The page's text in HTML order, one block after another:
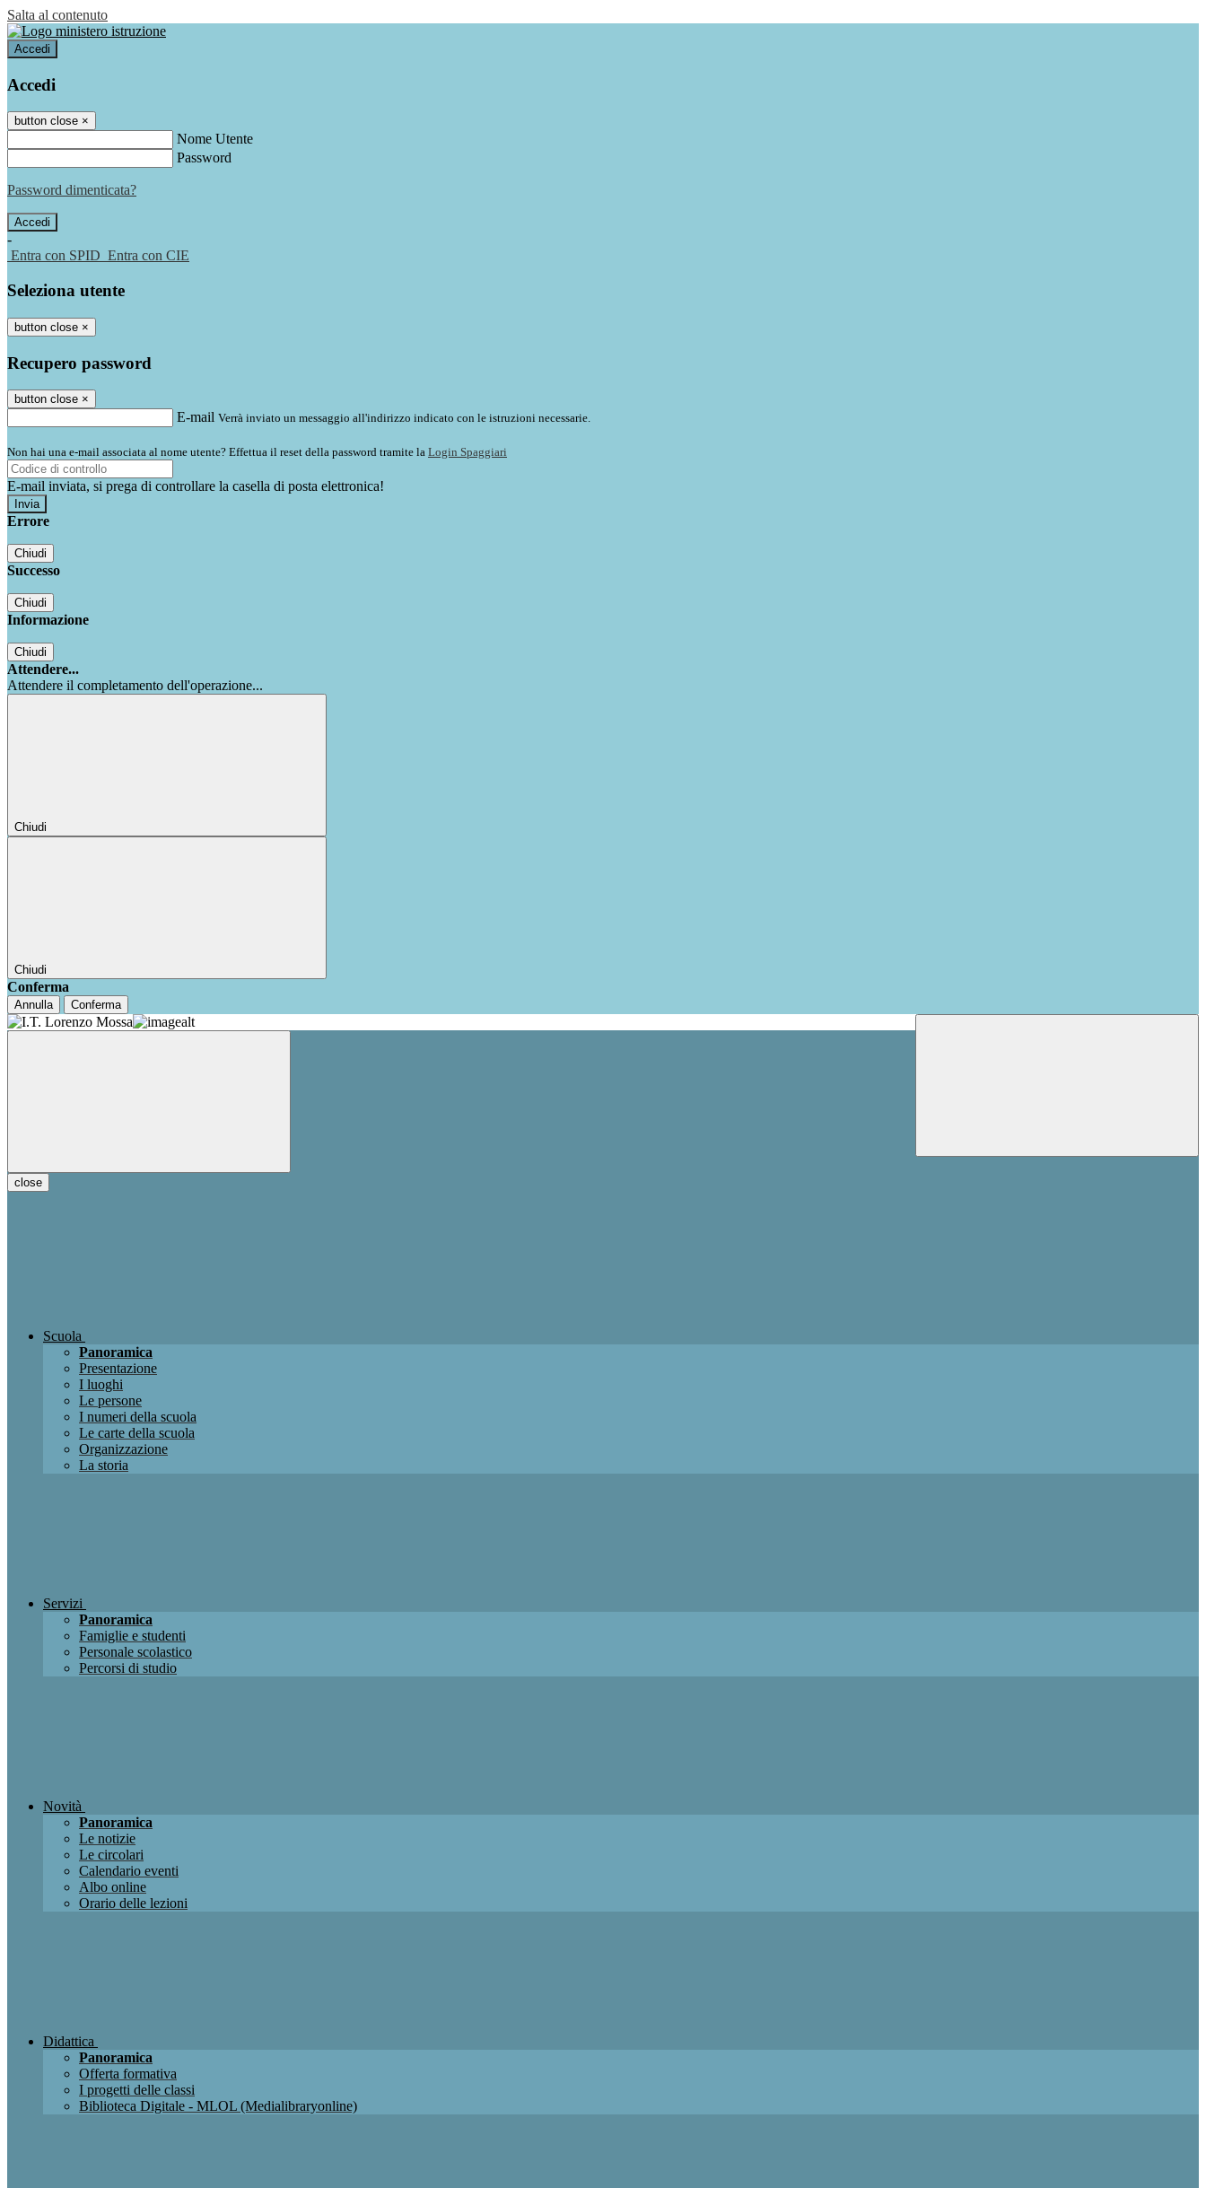
Salta al contenuto
Accedi
Accedi
button close ×
Nome Utente
Password
Password dimenticata?
-
Entra con SPID Entra con CIE
Seleziona utente
button close ×
Recupero password
button close ×
E-mail Verrà inviato un messaggio all'indirizzo indicato con le istruzioni necessarie.
Non hai una e-mail associata al nome utente? Effettua il reset della password tramite la Login Spaggiari
E-mail inviata, si prega di controllare la casella di posta elettronica!
Errore
Chiudi
Successo
Chiudi
Informazione
Chiudi
Attendere...
Attendere il completamento dell'operazione...
Chiudi
Chiudi
Conferma
Annulla Conferma
close
Scuola
Panoramica
Presentazione
I luoghi
Le persone
I numeri della scuola
Le carte della scuola
Organizzazione
La storia
Servizi
Panoramica
Famiglie e studenti
Personale scolastico
Percorsi di studio
Novità
Panoramica
Le notizie
Le circolari
Calendario eventi
Albo online
Orario delle lezioni
Didattica
Panoramica
Offerta formativa
I progetti delle classi
Biblioteca Digitale - MLOL (Medialibraryonline)